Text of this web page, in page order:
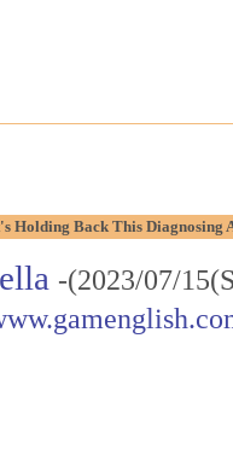
Holding Back This Diagnosing
-(2023/07/